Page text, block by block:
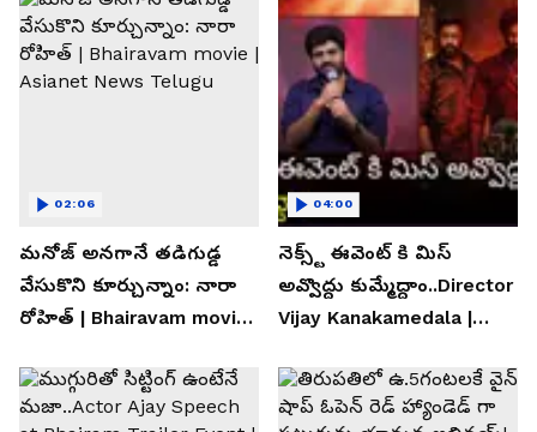
మనోజ్ అనగానే తడిగుడ్డ
వేసుకొని కూర్చున్నాం: నారా
రోహిత్ | Bhairavam movie |
02:06
నెక్స్ట్ ఈవెంట్ కి మిస్
అవ్వొద్దు కుమ్మేద్దాం..Director
Vijay Kanakamedala |
04:00